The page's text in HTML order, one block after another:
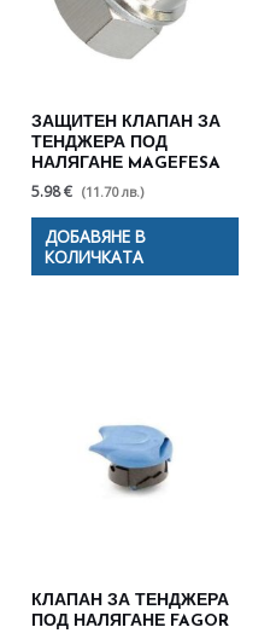
ЗАЩИТЕН КЛАПАН ЗА
ТЕНДЖЕРА ПОД
НАЛЯГАНЕ MAGEFESA
5.98 € (11.70 лв.)
ДОБАВЯНЕ В
КОЛИЧКАТА
КЛАПАН ЗА ТЕНДЖЕРА
ПОД НАЛЯГАНЕ FAGOR